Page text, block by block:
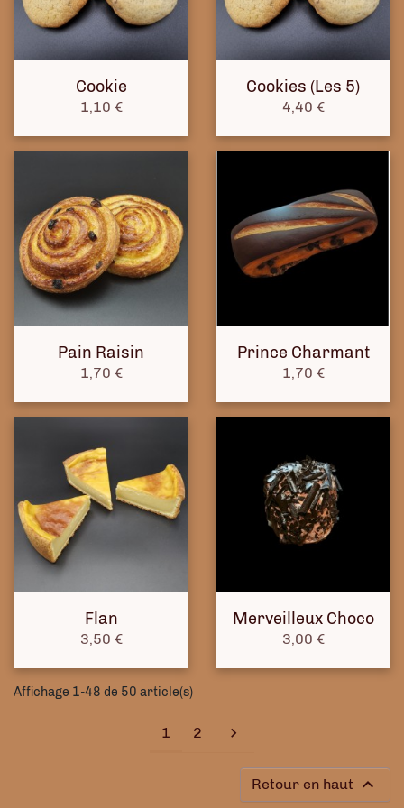
Cookie
Prix
1,10 €
Cookies (Les 5)
Prix
4,40 €
Pain Raisin
Prix
1,70 €
Prince Charmant
Prix
1,70 €
Flan
Prix
3,50 €
Merveilleux Choco
Prix
3,00 €
Affichage 1-48 de 50 article(s)
1 2 Suivant

Retour en haut 